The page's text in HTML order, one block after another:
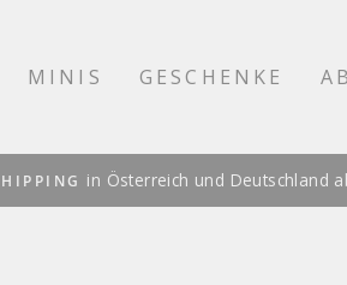
MINIS GESCHENKE
in Österreich und Deutschland